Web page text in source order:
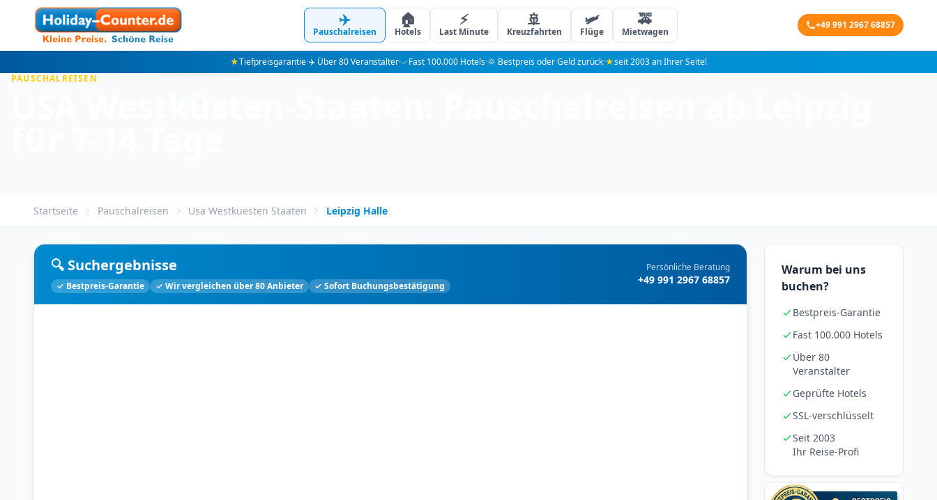
✈️
Pauschalreisen
🏠
Hotels
⚡
Last Minute
🚢
Kreuzfahrten
🛩️
Flüge
🚕
Mietwagen
+49 991 2967 68857
★Tiefpreisgarantie·✈️ Über 80 Veranstalter·✓Fast 100.000 Hotels·🌞 Bestpreis oder Geld zurück·★seit 2003 an Ihrer Seite!
PAUSCHALREISEN
Startseite Pauschalreisen Usa Westkuesten Staaten Leipzig Halle
🔍 Suchergebnisse
✓ Bestpreis-Garantie ✓ Wir vergleichen über 80 Anbieter ✓ Sofort Buchungsbestätigung
Persönliche Beratung
+49 991 2967 68857
Warum bei uns
buchen?
Bestpreis-Garantie
Fast 100.000 Hotels
Über 80
Veranstalter
Geprüfte Hotels
SSL-verschlüsselt
Seit 2003
Ihr Reise-Profi